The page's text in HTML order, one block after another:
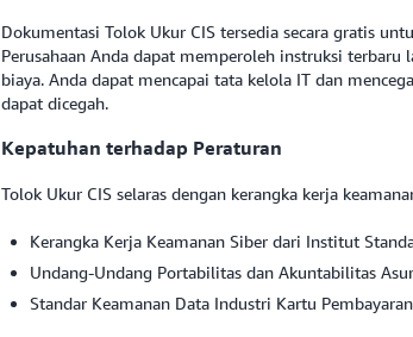
Dokumentasi Tolok Ukur CIS tersedia secara gratis
Perusahaan Anda dapat memperoleh instruksi
biaya. Anda dapat mencapai tata kelola IT dan
dapat dicegah.
Kepatuhan terhadap Peraturan
Tolok Ukur CIS selaras dengan kerangka kerja
Kerangka Kerja Keamanan Siber dari Institut
Undang-Undang Portabilitas dan Akuntabilitas
Standar Keamanan Data Industri Kartu Pembayaran